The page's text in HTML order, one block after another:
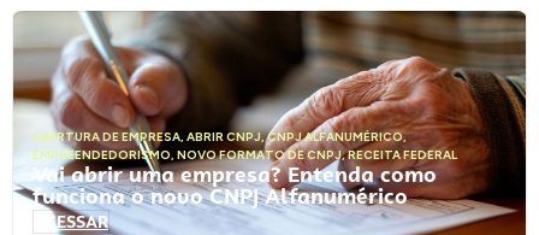
ABERTURA DE EMPRESA, ABRIR CNPJ,CNPJ ALFANUMÉRICO,
EMPREENDEDORISMO, NOVO FORMATO DE CNPJ,RECEITA FEDERAL
Vai abrir uma empresa? Entenda como
funciona o novo CNPJ Alfanumérico
ACESSAR